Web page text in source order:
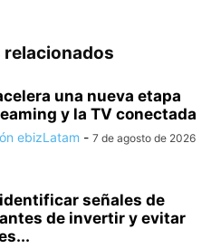
una nueva etapa
y la TV conectada
ebizLatam - 7 de agosto de 2026
señales de
de invertir y evitar